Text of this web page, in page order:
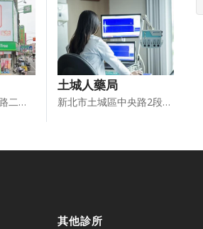
臺中市大里區益民路二段335號1、2樓
土城人藥局
新北市土城區中央路2段213巷2號1樓
其他診所